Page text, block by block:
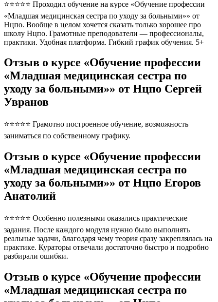
⭐⭐⭐⭐⭐ Проходил обучение на курсе «Обучение профессии
«Младшая медицинская сестра по уходу за больными»» от
Нцпо. Вообще в целом хочется сказать только хорошее про
школу Нцпо. Грамотные преподователи — профессионалы,
практики. Удобная платформа. Гибкий график обучения. 5+
Отзыв о курсе «Обучение профессии
«Младшая медицинская сестра по
уходу за больными»» от Нцпо Сергей
Увранов
⭐⭐⭐⭐⭐ Грамотно построенное обучение, возможность
заниматься по собственному графику.
Отзыв о курсе «Обучение профессии
«Младшая медицинская сестра по
уходу за больными»» от Нцпо Егоров
Анатолий
⭐⭐⭐⭐⭐ Особенно полезными оказались практические
задания. После каждого модуля нужно было выполнять
реальные задачи, благодаря чему теория сразу закреплялась на
практике. Кураторы отвечали достаточно быстро и подробно
разбирали ошибки.
Отзыв о курсе «Обучение профессии
«Младшая медицинская сестра по